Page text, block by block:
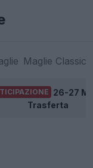
Maglie
26-27
Trasferta